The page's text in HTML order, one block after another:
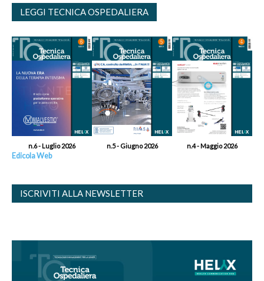
LEGGI TECNICA OSPEDALIERA
n.6 - Luglio 2026 n.5 - Giugno 2026 n.4 - Maggio 2026
Edicola Web
ISCRIVITI ALLA NEWSLETTER